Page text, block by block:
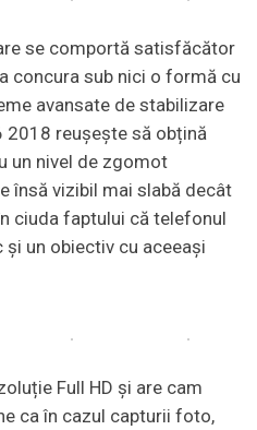
se comportă satisfăcător
concura sub nici o formă cu
avansate de stabilizare
2018 reușește să obțină
un nivel de zgomot
însă vizibil mai slabă decât
ciuda faptului că telefonul
un obiectiv cu aceeași
Full HD și are cam
ca în cazul capturii foto,